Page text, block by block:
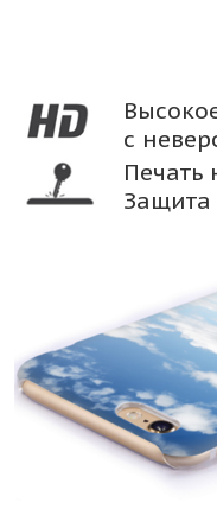
с
Печать
Защита